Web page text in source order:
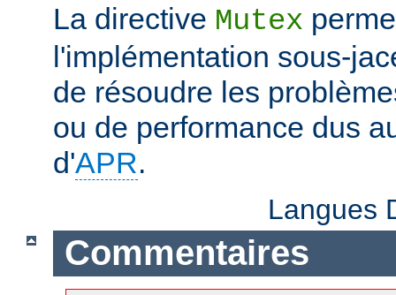
La directive Mutex
l'implémentation sous-
de résoudre les
ou de performance dus
d'APR.
Langues
Commentaires